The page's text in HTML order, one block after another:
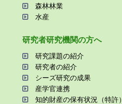
森林林業
⽔産
研究者研究機関の⽅へ
研究課題の紹介
研究者の紹介
シーズ研究の成果
産学官連携
知的財産の保有状況（特許）